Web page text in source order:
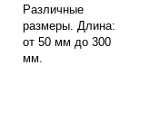
Различные
размеры. Длина:
от 50 мм до 300
мм.